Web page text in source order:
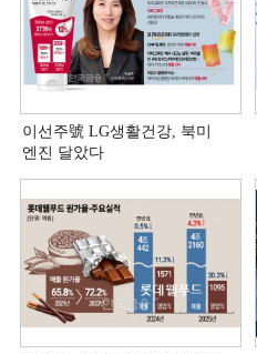
이선주號 LG생활건강, 북미
엔진 달았다